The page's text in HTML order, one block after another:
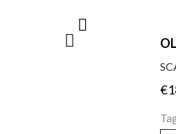
€